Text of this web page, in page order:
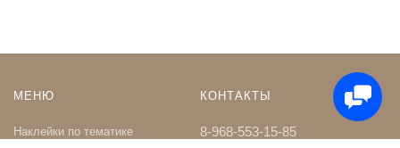
МЕНЮ
Наклейки по тематике
КОНТАКТЫ
8-968-553-15-85